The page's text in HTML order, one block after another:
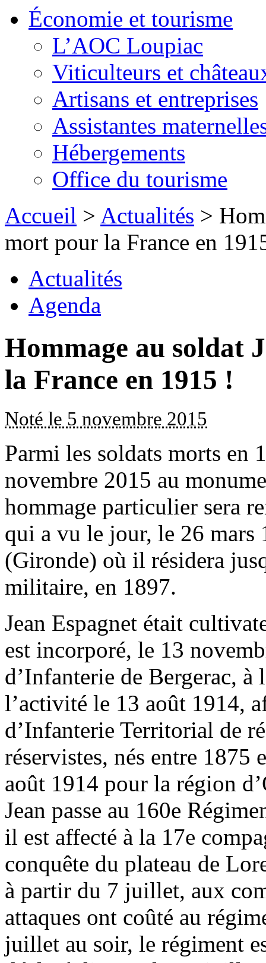
Économie et tourisme
L’AOC Loupiac
Viticulteurs et
Artisans et entreprises
Assistantes
Hébergements
Office du tourisme
Accueil > Actualités >
mort pour la France en
Actualités
Agenda
Hommage au soldat
la France en 1915 !
Noté le 5 novembre 2015
Parmi les soldats morts en
novembre 2015 au
hommage particulier sera
qui a vu le jour, le 26 mars
(Gironde) où il résidera
militaire, en 1897.
Jean Espagnet était
est incorporé, le 13
d’Infanterie de Bergerac, à
l’activité le 13 août 1914,
d’Infanterie Territorial de
réservistes, nés entre
août 1914 pour la région
Jean passe au 160e
il est affecté à la 17e
conquête du plateau de
à partir du 7 juillet, aux
attaques ont coûté au
juillet au soir, le régiment